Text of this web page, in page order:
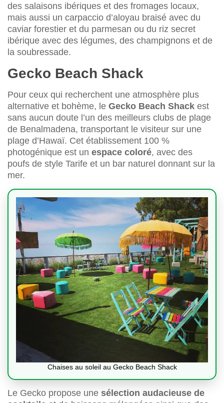
des salaisons ibériques et des fromages locaux,
mais aussi un carpaccio d’aloyau braisé avec du
caviar forestier et du parmesan ou du riz secret
ibérique avec des légumes, des champignons et de
la soubressade.
Gecko Beach Shack
Pour ceux qui recherchent une atmosphère plus
alternative et bohème, le Gecko Beach Shack est
sans aucun doute l’un des meilleurs clubs de plage
de Benalmadena, transportant le visiteur sur une
plage d’Hawaï. Cet établissement 100 %
photogénique est un espace coloré, avec des
poufs de style Tarife et un bar naturel donnant sur la
mer.
Chaises au soleil au Gecko Beach Shack
Le Gecko propose une sélection audacieuse de